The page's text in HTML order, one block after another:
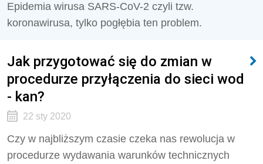
Epidemia wirusa SARS-CoV-2 czyli tzw.
koronawirusa, tylko pogłębia ten problem.
Jak przygotować się do zmian w
procedurze przyłączenia do sieci wod
- kan?
22 sty 2020
Czy w najbliższym czasie czeka nas rewolucja w
procedurze wydawania warunków technicznych